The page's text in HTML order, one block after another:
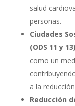
salud
personas.
Ciudades
(ODS 11 y
como un
a la
Reducción